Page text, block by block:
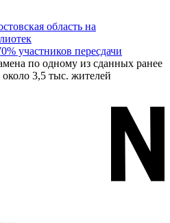
участников пересдачи
по одному из сданных ранее
3,5 тыс. жителей